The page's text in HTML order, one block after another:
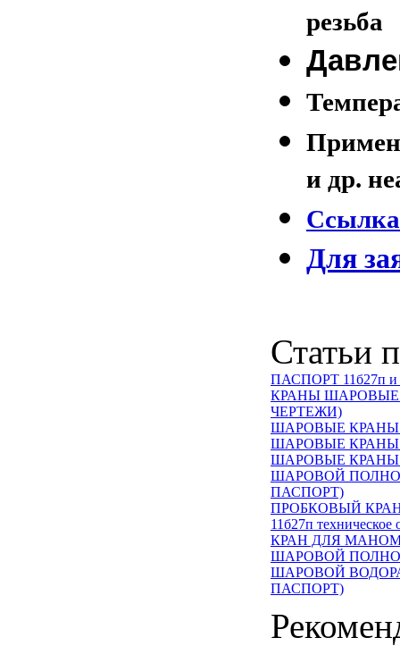
резьба
и др.
Ссылка
Для
Статьи
ПАСПОРТ 11б27п и
КРАНЫ ШАРОВЫЕ
ЧЕРТЕЖИ)
ШАРОВЫЕ КРАНЫ
ШАРОВЫЕ КРАНЫ
ШАРОВЫЕ КРАНЫ
ШАРОВОЙ
ПАСПОРТ)
ПРОБКОВЫЙ
11б27п
КРАН ДЛЯ
ШАРОВОЙ
ШАРОВОЙ
ПАСПОРТ)